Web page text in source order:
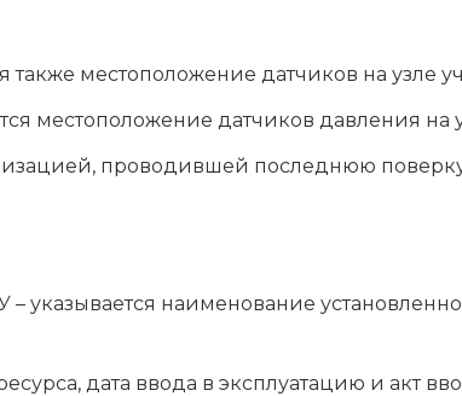
местоположение датчиков на узле
местоположение датчиков давления на
проводившей последнюю
указывается наименование
дата ввода в эксплуатацию и акт